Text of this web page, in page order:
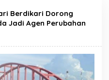
Berdikari Dorong
Jadi Agen Perubahan